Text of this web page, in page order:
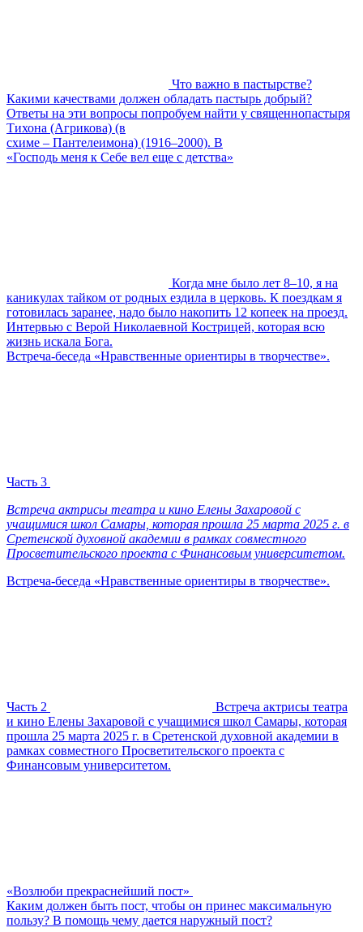
Что важно в пастырстве?
Какими качествами должен обладать пастырь добрый?
Ответы на эти вопросы попробуем найти у священнопастыря
Тихона (Агрикова) (в
схиме – Пантелеимона) (1916–2000). В
«Господь меня к Себе вел еще с детства»
Когда мне было лет 8–10, я на
каникулах тайком от родных ездила в церковь. К поездкам я
готовилась заранее, надо было накопить 12 копеек на проезд.
Интервью с Верой Николаевной Кострицей, которая всю
жизнь искала Бога.
Встреча-беседа «Нравственные ориентиры в творчестве».
Часть 3
Встреча актрисы театра и кино Елены Захаровой с
учащимися школ Самары, которая прошла 25 марта 2025 г. в
Сретенской духовной академии в рамках совместного
Просветительского проекта с Финансовым университетом.
Встреча-беседа «Нравственные ориентиры в творчестве».
Часть 2
Встреча актрисы театра
и кино Елены Захаровой с учащимися школ Самары, которая
прошла 25 марта 2025 г. в Сретенской духовной академии в
рамках совместного Просветительского проекта с
Финансовым университетом.
«Возлюби прекраснейший пост»
Каким должен быть пост, чтобы он принес максимальную
пользу? В помощь чему дается наружный пост?